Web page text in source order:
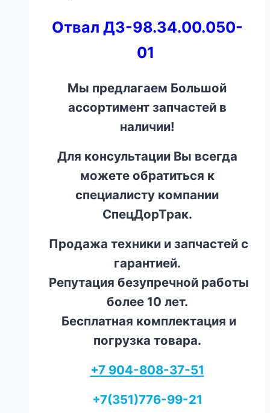
Отвал ДЗ-98.34.00.050-
01
Мы предлагаем Большой
ассортимент запчастей в
наличии!
Для консультации Вы всегда
можете обратиться к
специалисту компании
СпецДорТрак.
Продажа техники и запчастей с
гарантией.
Репутация безупречной работы
более 10 лет.
Бесплатная комплектация и
погрузка товара.
+7 904-808-37-51
+7(351)776-99-21